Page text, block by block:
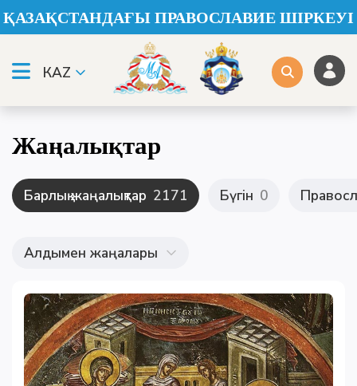
ҚАЗАҚСТАНДАҒЫ ПРАВОСЛАВИЕ ШІРКЕУІ
КАZ
Жаңалықтар
Барлық жаңалықтар 2171 Бүгін 0
Алдымен жаңалары